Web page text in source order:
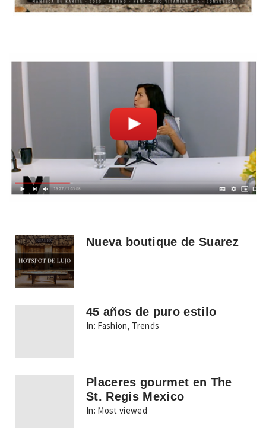
Nueva boutique de Suarez
45 años de puro estilo
In: Fashion, Trends
Placeres gourmet en The
St. Regis Mexico
In: Most viewed